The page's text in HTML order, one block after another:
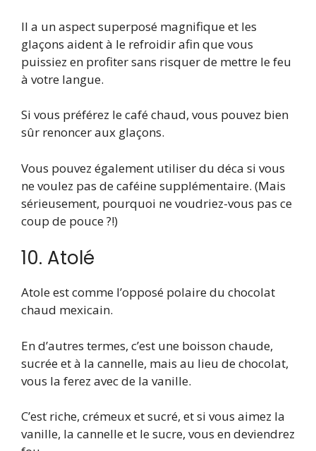
Il a un aspect superposé magnifique et les
glaçons aident à le refroidir afin que vous
puissiez en profiter sans risquer de mettre le feu
à votre langue.
Si vous préférez le café chaud, vous pouvez bien
sûr renoncer aux glaçons.
Vous pouvez également utiliser du déca si vous
ne voulez pas de caféine supplémentaire. (Mais
sérieusement, pourquoi ne voudriez-vous pas ce
coup de pouce ?!)
10. Atolé
Atole est comme l’opposé polaire du chocolat
chaud mexicain.
En d’autres termes, c’est une boisson chaude,
sucrée et à la cannelle, mais au lieu de chocolat,
vous la ferez avec de la vanille.
C’est riche, crémeux et sucré, et si vous aimez la
vanille, la cannelle et le sucre, vous en deviendrez